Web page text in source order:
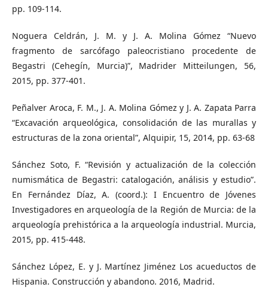
pp. 109-114.
Noguera Celdrán, J. M. y J. A. Molina Gómez “Nuevo
fragmento de sarcófago paleocristiano procedente de
Begastri (Cehegín, Murcia)”, Madrider Mitteilungen, 56,
2015, pp. 377-401.
Peñalver Aroca, F. M., J. A. Molina Gómez y J. A. Zapata Parra
“Excavación arqueológica, consolidación de las murallas y
estructuras de la zona oriental”, Alquipir, 15, 2014, pp. 63-68
Sánchez Soto, F. “Revisión y actualización de la colección
numismática de Begastri: catalogación, análisis y estudio”.
En Fernández Díaz, A. (coord.): I Encuentro de Jóvenes
Investigadores en arqueología de la Región de Murcia: de la
arqueología prehistórica a la arqueología industrial. Murcia,
2015, pp. 415-448.
Sánchez López, E. y J. Martínez Jiménez Los acueductos de
Hispania. Construcción y abandono. 2016, Madrid.